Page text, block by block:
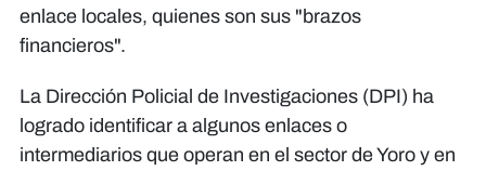
enlace locales, quienes son sus "brazos
financieros".
La Dirección Policial de Investigaciones (DPI) ha
logrado identificar a algunos enlaces o
intermediarios que operan en el sector de Yoro y en